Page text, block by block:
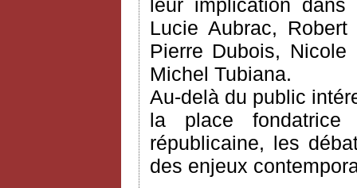
leur implication
Lucie Aubrac,
Pierre Dubois,
Michel Tubiana.
Au-delà du public
la place fondatrice
républicaine, les
des enjeux